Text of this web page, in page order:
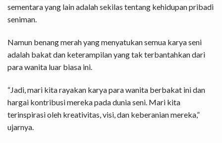
sementara yang lain adalah sekilas tentang kehidupan pribadi
seniman.
Namun benang merah yang menyatukan semua karya seni
adalah bakat dan keterampilan yang tak terbantahkan dari
para wanita luar biasa ini.
“Jadi, mari kita rayakan karya para wanita berbakat ini dan
hargai kontribusi mereka pada dunia seni. Mari kita
terinspirasi oleh kreativitas, visi, dan keberanian mereka,”
ujarnya.